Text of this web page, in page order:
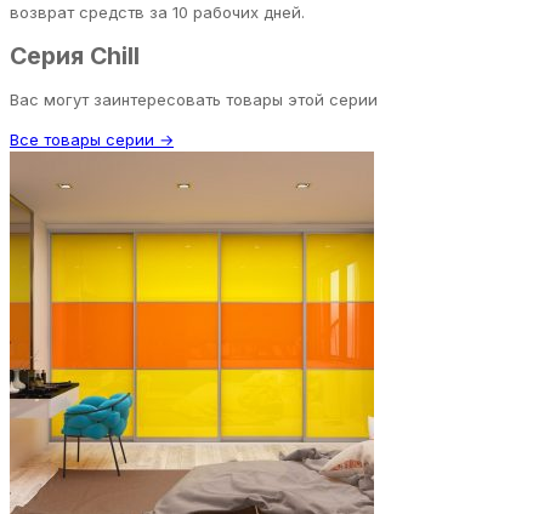
возврат средств за 10 рабочих дней.
Серия Chill
Вас могут заинтересовать товары этой серии
Все товары серии →